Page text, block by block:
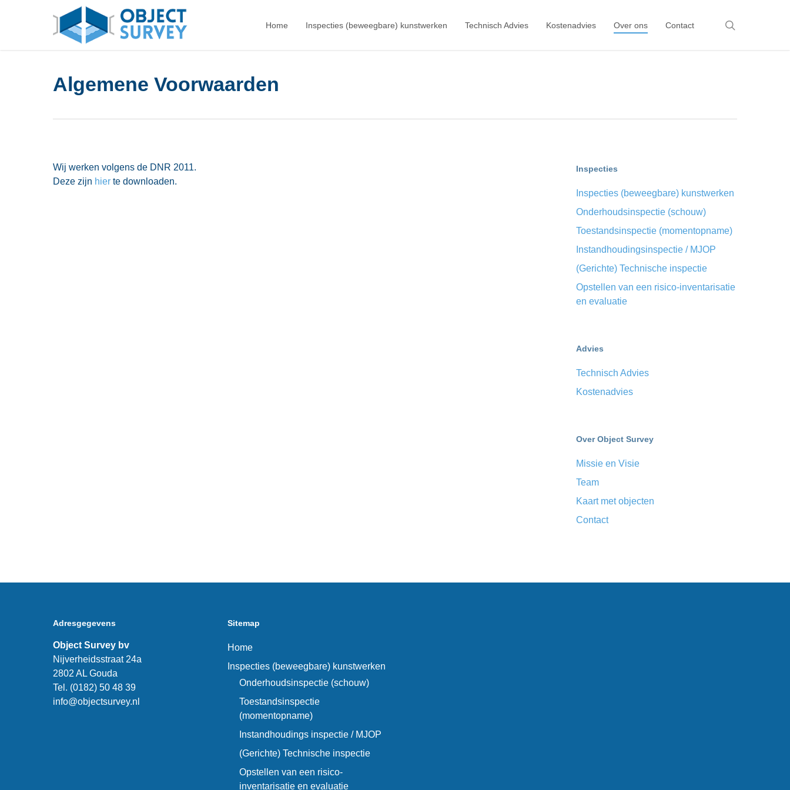
Home Inspecties (beweegbare) kunstwerken Technisch Advies Kostenadvies Over ons Contact
Algemene Voorwaarden
Wij werken volgens de DNR 2011.
Deze zijn hier te downloaden.
Inspecties
Inspecties (beweegbare) kunstwerken
Onderhoudsinspectie (schouw)
Toestandsinspectie (momentopname)
Instandhoudingsinspectie / MJOP
(Gerichte) Technische inspectie
Opstellen van een risico-inventarisatie
en evaluatie
Advies
Technisch Advies
Kostenadvies
Over Object Survey
Missie en Visie
Team
Kaart met objecten
Contact
Adresgegevens
Object Survey bv
Nijverheidsstraat 24a
2802 AL Gouda
Tel. (0182) 50 48 39
info@objectsurvey.nl
Sitemap
Home
Inspecties (beweegbare) kunstwerken
Onderhoudsinspectie (schouw)
Toestandsinspectie
(momentopname)
Instandhoudings inspectie / MJOP
(Gerichte) Technische inspectie
Opstellen van een risico-
inventarisatie en evaluatie